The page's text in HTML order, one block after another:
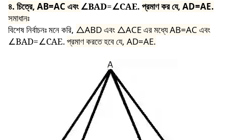
৪. চিত্রে, AB=AC এবং∠BAD=∠CAE. প্রমাণ কর যে, AD=AE.
সমাধানঃ
বিশেষ নির্বাচনঃ মনে করি, △ABDএবং △ACEএর মধ্যে AB=AC এবং
∠BAD=∠CAE.প্রমাণ করতে হবে যে, AD=AE.